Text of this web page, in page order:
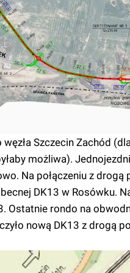
Szczecin Zachód
możliwa).
Na połączeniu z
DK13 w Rosówku.
Ostatnie rondo na
nową DK13 z drogą